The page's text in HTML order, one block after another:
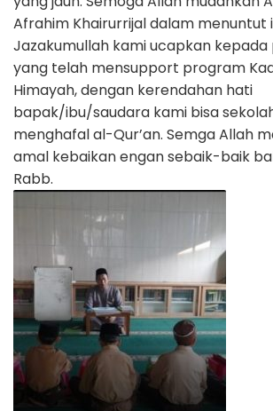
Afrahim Khairurrijal dalam menuntut
Jazakumullah kami ucapkan
yang telah mensupport program
Himayah, dengan kerendahan hati
bapak/ibu/saudara kami bisa
menghafal al-Qur’an. Semga Allah
amal kebaikan engan sebaik-baik
Rabb.